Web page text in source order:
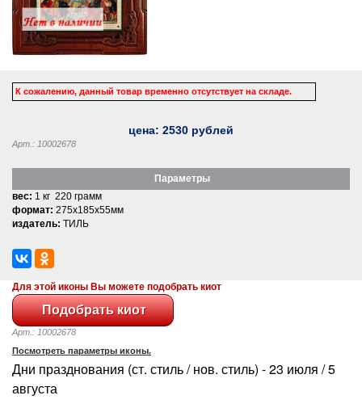
К сожалению, данный товар временно отсутствует на складе.
цена: 2530 рублей
Арт.: 10002678
Параметры
вес: 1 кг 220 грамм
формат: 275x185x55мм
издатель: ТИЛЬ
Для этой иконы Вы можете подобрать киот
Арт.: 10002678
Посмотреть параметры иконы.
Дни празднования (ст. стиль / нов. стиль) - 23 июля / 5
августа